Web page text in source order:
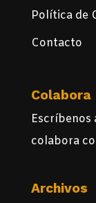
Política de
Contacto
Colabora
Escríbenos
colabora
Archivos